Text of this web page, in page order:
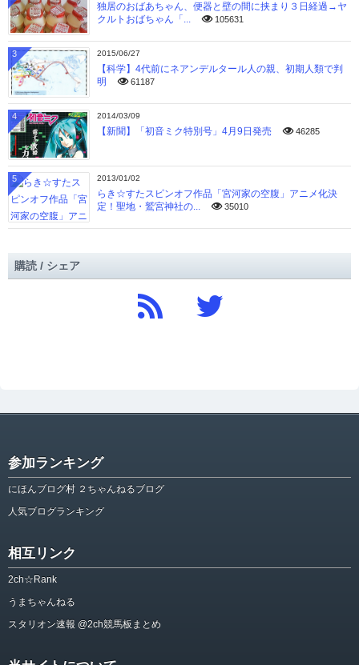
独居のおばあちゃん、便器と壁の間に挟まり３日経過→ヤ
クルトおばちゃん「...
105631
2015/06/27
【科学】4代前にネアンデルタール人の親、初期人類で判
明
61187
3
2014/03/09
【新聞】「初音ミク特別号」4月9日発売 46285
4
2013/01/02
らき☆すたスピンオフ作品「宮河家の空腹」アニメ化決
定！聖地・鷲宮神社の...
35010
5
購読 / シェア
参加ランキング
にほんブログ村 ２ちゃんねるブログ
人気ブログランキング
相互リンク
2ch☆Rank
うまちゃんねる
スタリオン速報 @2ch競馬板まとめ